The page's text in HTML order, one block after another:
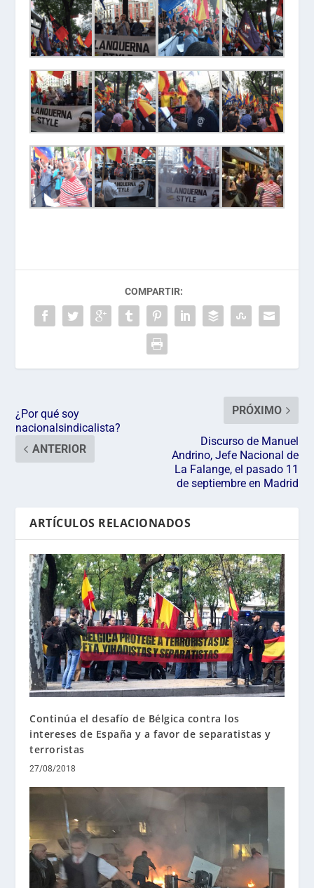
COMPARTIR:
¿Por qué soy
nacionalsindicalista?
ANTERIOR
PRÓXIMO
Discurso de Manuel
Andrino, Jefe Nacional de
La Falange, el pasado 11
de septiembre en Madrid
ARTÍCULOS RELACIONADOS
Continúa el desafío de Bélgica contra los
intereses de España y a favor de separatistas y
terroristas
27/08/2018